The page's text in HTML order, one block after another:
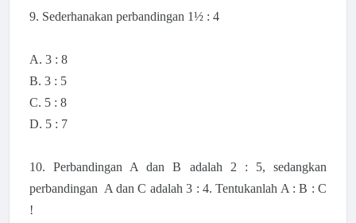
9. Sederhanakan perbandingan 1½ : 4
A. 3 : 8
B. 3 : 5
C. 5 : 8
D. 5 : 7
10. Perbandingan A dan B adalah 2 : 5, sedangkan
perbandingan A dan C adalah 3 : 4. Tentukanlah A : B : C
!